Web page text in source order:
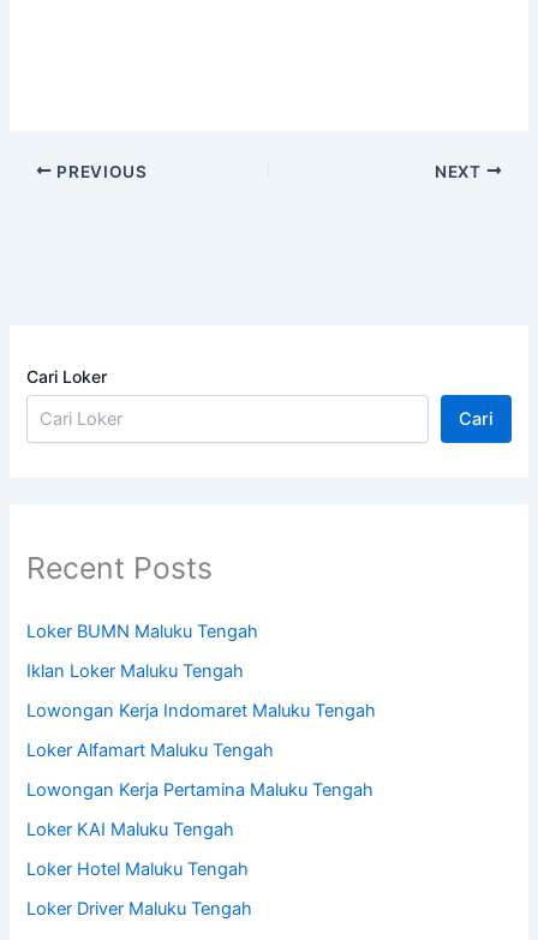
PREVIOUS NEXT
Cari Loker
Cari
Recent Posts
Loker BUMN Maluku Tengah
Iklan Loker Maluku Tengah
Lowongan Kerja Indomaret Maluku Tengah
Loker Alfamart Maluku Tengah
Lowongan Kerja Pertamina Maluku Tengah
Loker KAI Maluku Tengah
Loker Hotel Maluku Tengah
Loker Driver Maluku Tengah